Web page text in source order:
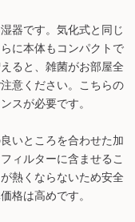
器です。気化式と同じ
に本体もコンパクトで
ると、雑菌がお部屋全
意ください。こちらの
スが必要です。
いところを合わせた加
ィルターに含ませるこ
熱くならないため安全
格は高めです。